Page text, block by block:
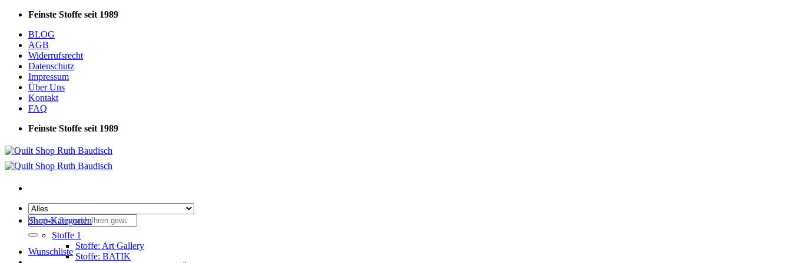
Zum
springen
Feinste Stoffe seit 1989
BLOG
AGB
Widerrufsrecht
Datenschutz
Impressum
Über Uns
Kontakt
FAQ
Feinste Stoffe seit 1989
Suchen
nach:
Wunschliste
Shop-Kategorien
Stoffe 1
Stoffe: Art Gallery
Stoffe: BATIK